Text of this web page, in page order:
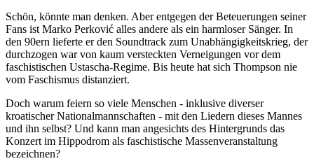
Schön, könnte man denken. Aber entgegen der Beteuerungen seiner
Fans ist Marko Perković alles andere als ein harmloser Sänger. In
den 90ern lieferte er den Soundtrack zum Unabhängigkeitskrieg, der
durchzogen war von kaum versteckten Verneigungen vor dem
faschistischen Ustascha-Regime. Bis heute hat sich Thompson nie
vom Faschismus distanziert.
Doch warum feiern so viele Menschen - inklusive diverser
kroatischer Nationalmannschaften - mit den Liedern dieses Mannes
und ihn selbst? Und kann man angesichts des Hintergrunds das
Konzert im Hippodrom als faschistische Massenveranstaltung
bezeichnen?